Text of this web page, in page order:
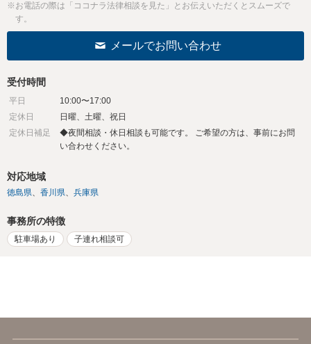
※お電話の際は「ココナラ法律相談を見た」とお伝えいただくとスムーズで
す。
メールでお問い合わせ
受付時間
平日
10:00〜17:00
定休日
日曜、土曜、祝日
定休日補足
◆夜間相談・休日相談も可能です。 ご希望の方は、事前にお問
い合わせください。
対応地域
徳島県 香川県 兵庫県
事務所の特徴
駐車場あり 子連れ相談可